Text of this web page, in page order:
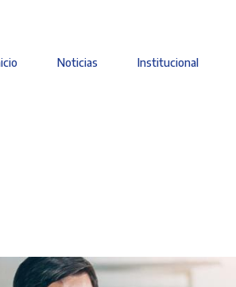
Noticias Institucional